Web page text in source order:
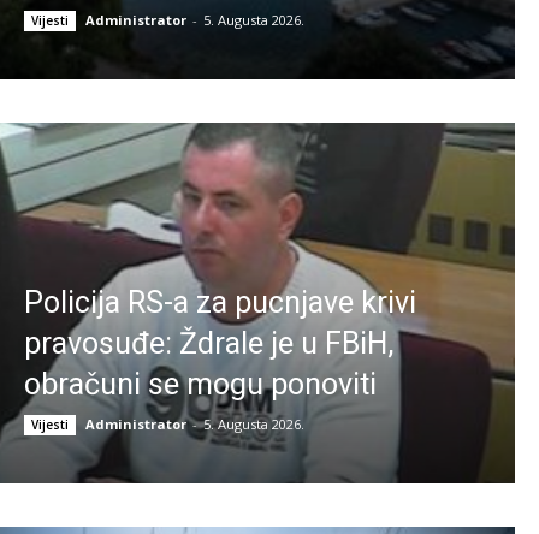
Vijesti Administrator - 5. Augusta 2026.
Policija RS-a za pucnjave krivi
pravosuđe: Ždrale je u FBiH,
obračuni se mogu ponoviti
Vijesti Administrator - 5. Augusta 2026.